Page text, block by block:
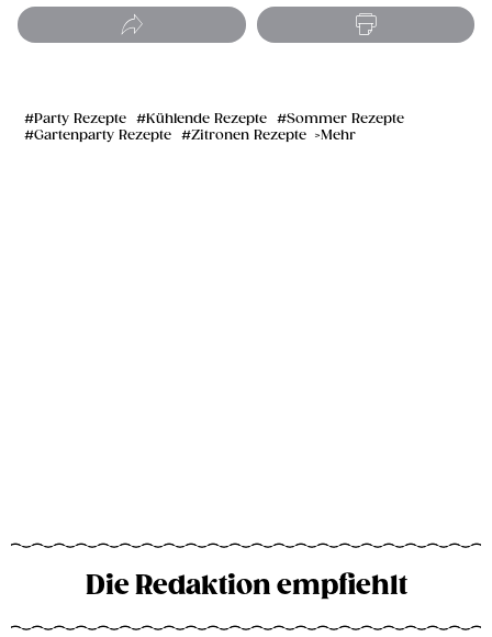
Party Rezepte Kühlende Rezepte
Sommer Rezepte
Gartenparty Rezepte
Zitronen Rezepte Mehr
Die Redaktion empfiehlt